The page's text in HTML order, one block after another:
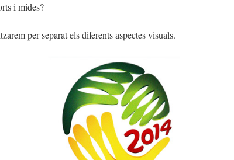
i mides?
per separat els diferents aspectes visuals.